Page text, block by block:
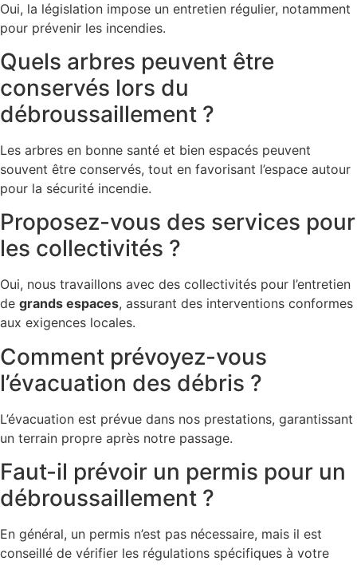
Oui, la législation impose un entretien régulier, notamment
pour prévenir les incendies.
Quels arbres peuvent être
conservés lors du
débroussaillement ?
Les arbres en bonne santé et bien espacés peuvent
souvent être conservés, tout en favorisant l’espace autour
pour la sécurité incendie.
Proposez-vous des services pour
les collectivités ?
Oui, nous travaillons avec des collectivités pour l’entretien
de grands espaces, assurant des interventions conformes
aux exigences locales.
Comment prévoyez-vous
l’évacuation des débris ?
L’évacuation est prévue dans nos prestations, garantissant
un terrain propre après notre passage.
Faut-il prévoir un permis pour un
débroussaillement ?
En général, un permis n’est pas nécessaire, mais il est
conseillé de vérifier les régulations spécifiques à votre